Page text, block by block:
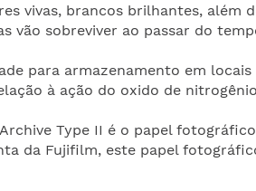
vivas, brancos brilhantes, além
vão sobreviver ao passar do
para armazenamento em
à ação do oxido de
Type II é o papel
da Fujifilm, este papel